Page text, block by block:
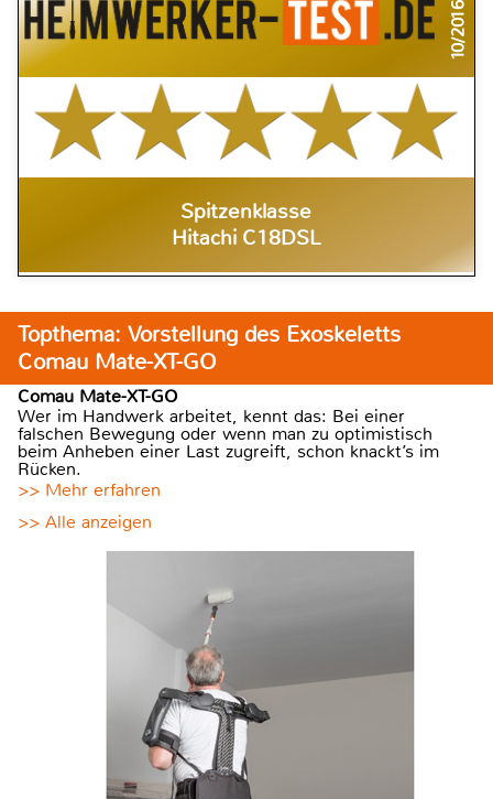
10/2016
Spitzenklasse
Hitachi C18DSL
Topthema: Vorstellung des Exoskeletts
Comau Mate-XT-GO
Comau Mate-XT-GO
Wer im Handwerk arbeitet, kennt das: Bei einer
falschen Bewegung oder wenn man zu optimistisch
beim Anheben einer Last zugreift, schon knackt’s im
Rücken.
>> Mehr erfahren
>> Alle anzeigen